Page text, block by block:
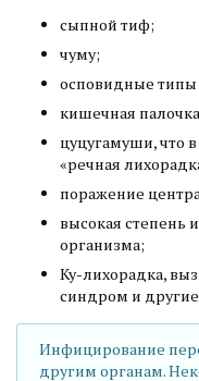
сыпной тиф;
чуму;
осповидные типы
кишечная
цуцугамуши, что
«речная
поражение
высокая степень
организма;
Ку-лихорадка,
синдром и
Инфицирование
другим органам.